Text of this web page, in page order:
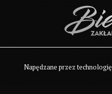
Napędzane przez technologię